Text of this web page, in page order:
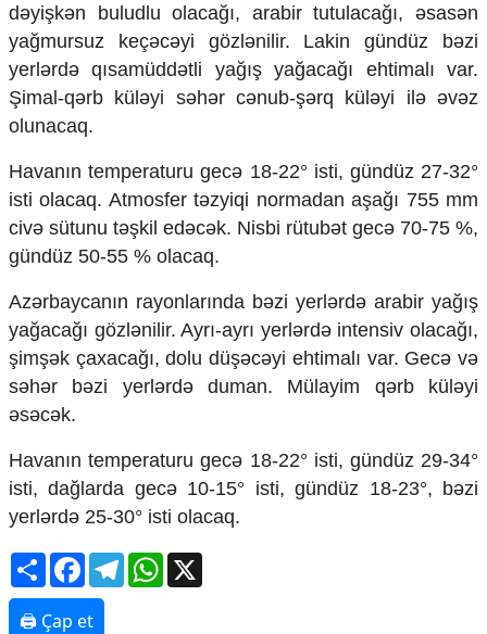
Humanitar
Elm və təhsil
Mədəniyyət
Diaspor
Yüksəliş hekayəsi
Mədəniyyətimizin Zəfəri
Zəfər Diasporu
Səhiyyə
Ailə və uşaq
Turizm
İqtisadiyyat
İqtisadi xəbərlər
Energetika
Neft-qaz
Əmək və sosial siyasət
Hərbi sənaye
Telekommunikasiya və nəqliyyat
COP29
Crossmedia.az - 1 yaş
Siyasət
dəyişkən buludlu olacağı, arabir tutulacağı, əsasən
yağmursuz keçəcəyi gözlənilir. Lakin gündüz bəzi
yerlərdə qısamüddətli yağış yağacağı ehtimalı var.
Şimal-qərb küləyi səhər cənub-şərq küləyi ilə əvəz
olunacaq.
Havanın temperaturu gecə 18-22° isti, gündüz 27-32°
isti olacaq. Atmosfer təzyiqi normadan aşağı 755 mm
civə sütunu təşkil edəcək. Nisbi rütubət gecə 70-75 %,
gündüz 50-55 % olacaq.
Azərbaycanın rayonlarında bəzi yerlərdə arabir yağış
yağacağı gözlənilir. Ayrı-ayrı yerlərdə intensiv olacağı,
şimşək çaxacağı, dolu düşəcəyi ehtimalı var. Gecə və
səhər bəzi yerlərdə duman. Mülayim qərb küləyi
əsəcək.
Havanın temperaturu gecə 18-22° isti, gündüz 29-34°
isti, dağlarda gecə 10-15° isti, gündüz 18-23°, bəzi
yerlərdə 25-30° isti olacaq.
ShareFacebookTelegramWhatsApp
🖨 Çap et